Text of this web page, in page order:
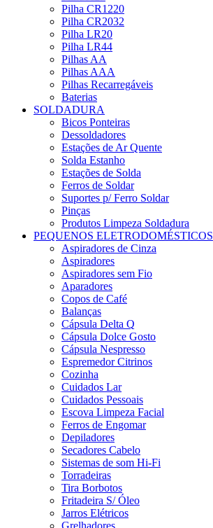
Pilha CR1220
Pilha CR2032
Pilha LR20
Pilha LR44
Pilhas AA
Pilhas AAA
Pilhas Recarregáveis
Baterias
SOLDADURA
Bicos Ponteiras
Dessoldadores
Estações de Ar Quente
Solda Estanho
Estações de Solda
Ferros de Soldar
Suportes p/ Ferro Soldar
Pinças
Produtos Limpeza Soldadura
PEQUENOS ELETRODOMÉSTICOS
Aspiradores de Cinza
Aspiradores
Aspiradores sem Fio
Aparadores
Copos de Café
Balanças
Cápsula Delta Q
Cápsula Dolce Gosto
Cápsula Nespresso
Espremedor Citrinos
Cozinha
Cuidados Lar
Cuidados Pessoais
Escova Limpeza Facial
Ferros de Engomar
Depiladores
Secadores Cabelo
Sistemas de som Hi-Fi
Torradeiras
Tira Borbotos
Fritadeira S/ Óleo
Jarros Elétricos
Grelhadores